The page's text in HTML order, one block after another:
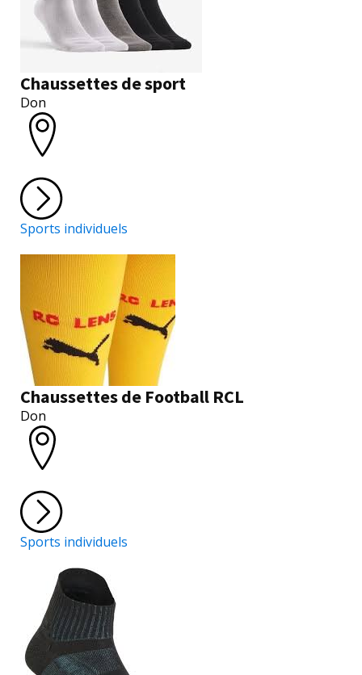
Chaussettes de sport
Don
Sports individuels
Chaussettes de Football RCL
Don
Sports individuels